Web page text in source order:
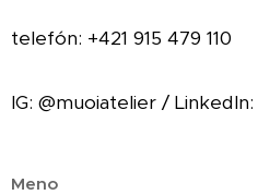
telefón: +421 915 479 110
IG: @muoiatelier /
Meno